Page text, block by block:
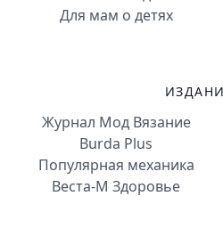
Для мам о детях
Журнал Мод Вязание
Burda Plus
Популярная механика
Веста-М Здоровье